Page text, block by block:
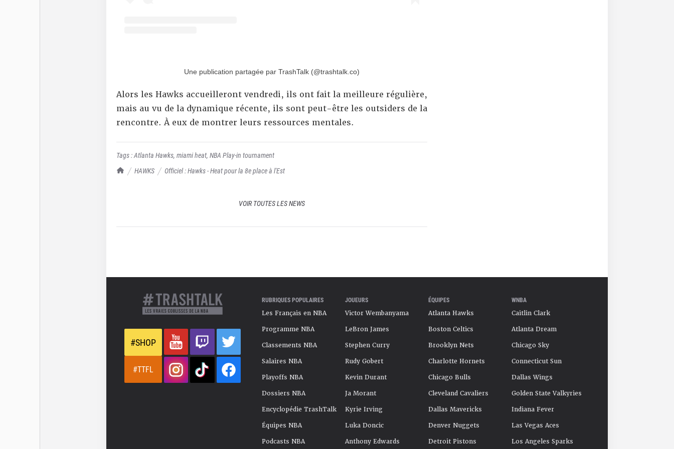
TrashTalk Actu NBA
HAWKS Officiel : Hawks - Heat pour la 8e place à l'Est
Une publication partagée par TrashTalk (@trashtalk.co)
Alors les Hawks accueilleront vendredi, ils ont fait la meilleure régulière,
mais au vu de la dynamique récente, ils sont peut-être les outsiders de la
rencontre. À eux de montrer leurs ressources mentales.
Tags :Atlanta Hawks, miami heat, NBA Play-in tournament
VOIR TOUTES LES NEWS
#SHOP
#TTFL
RUBRIQUES POPULAIRES
Les Français en NBA
Programme NBA
Classements NBA
Salaires NBA
Playoffs NBA
Dossiers NBA
Encyclopédie TrashTalk
Équipes NBA
Podcasts NBA
JOUEURS
Victor Wembanyama
LeBron James
Stephen Curry
Rudy Gobert
Kevin Durant
Ja Morant
Kyrie Irving
Luka Doncic
Anthony Edwards
ÉQUIPES
Atlanta Hawks
Boston Celtics
Brooklyn Nets
Charlotte Hornets
Chicago Bulls
Cleveland Cavaliers
Dallas Mavericks
Denver Nuggets
Detroit Pistons
WNBA
Caitlin Clark
Atlanta Dream
Chicago Sky
Connecticut Sun
Dallas Wings
Golden State Valkyries
Indiana Fever
Las Vegas Aces
Los Angeles Sparks